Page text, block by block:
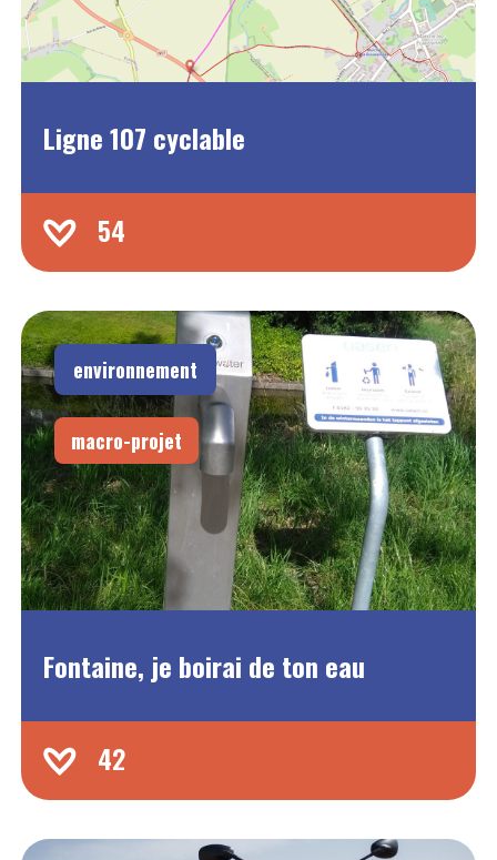
Ligne 107 cyclable
54
environnement
macro-projet
Fontaine, je boirai de ton eau
42